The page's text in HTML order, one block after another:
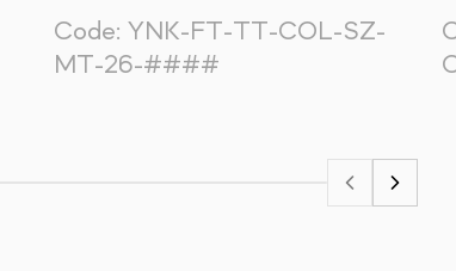
Code: YNK-FT-TT-COL-SZ-
MT-26-####